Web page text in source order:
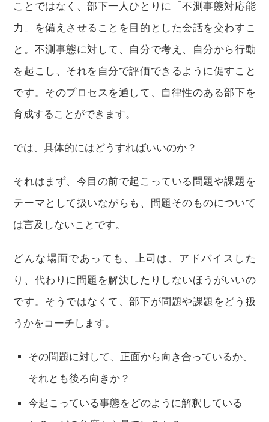
ことではなく、部下一人ひとりに「不測事態対応能
力」を備えさせることを目的とした会話を交わすこ
と。不測事態に対して、自分で考え、自分から行動
を起こし、それを自分で評価できるように促すこと
です。そのプロセスを通して、自律性のある部下を
育成することができます。
では、具体的にはどうすればいいのか？
それはまず、今目の前で起こっている問題や課題を
テーマとして扱いながらも、問題そのものについて
は言及しないことです。
どんな場面であっても、上司は、アドバイスした
り、代わりに問題を解決したりしないほうがいいの
です。そうではなくて、部下が問題や課題をどう扱
うかをコーチします。
その問題に対して、正面から向き合っているか、
それとも後ろ向きか？
今起こっている事態をどのように解釈している